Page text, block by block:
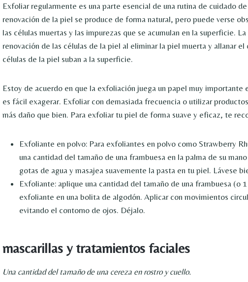
Exfoliar regularmente es una parte esencial de una rutina de cuidado
renovación de la piel se produce de forma natural, pero puede verse
las células muertas y las impurezas que se acumulan en la superficie.
renovación de las células de la piel al eliminar la piel muerta y allanar el
células de la piel suban a la superficie.
Estoy de acuerdo en que la exfoliación juega un papel muy importante
es fácil exagerar. Exfoliar con demasiada frecuencia o utilizar
más daño que bien. Para exfoliar tu piel de forma suave y eficaz, te
Exfoliante en polvo: Para exfoliantes en polvo como Strawberry
una cantidad del tamaño de una frambuesa en la palma de su
gotas de agua y masajea suavemente la pasta en tu piel. Lávese
Exfoliante: aplique una cantidad del tamaño de una frambuesa (o
exfoliante en una bolita de algodón. Aplicar con movimientos
evitando el contorno de ojos. Déjalo.
mascarillas y tratamientos faciales
Una cantidad del tamaño de una cereza en rostro y cuello.